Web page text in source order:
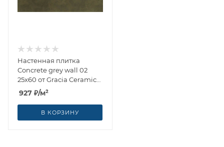
Настенная плитка
Concrete grey wall 02
25x60 от Gracia Ceramica
(Россия)
927 ₽/м²
В КОРЗИНУ